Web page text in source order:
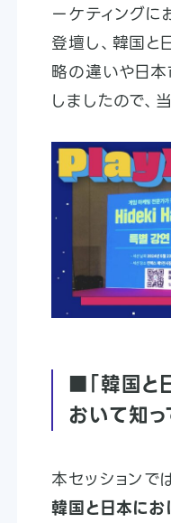
ーケティングに
登壇し、韓国と
略の違いや日
しましたので、
■「韓国と
おいて知っ
本セッションで
韓国と日本に